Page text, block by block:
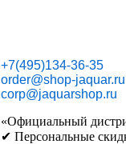
+7(495)134-36-35
order@shop-jaquar.ru
corp@jaquarshop.ru
«Официальный
✔ Персональные